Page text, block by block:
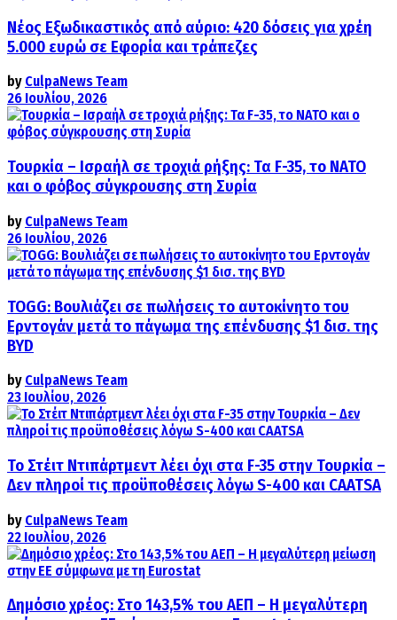
Νέος Εξωδικαστικός από αύριο: 420 δόσεις για χρέη
5.000 ευρώ σε Εφορία και τράπεζες
by CulpaNews Team
26 Ιουλίου, 2026
Τουρκία – Ισραήλ σε τροχιά ρήξης: Τα F-35, το ΝΑΤΟ
και ο φόβος σύγκρουσης στη Συρία
by CulpaNews Team
26 Ιουλίου, 2026
TOGG: Βουλιάζει σε πωλήσεις το αυτοκίνητο του
Ερντογάν μετά το πάγωμα της επένδυσης $1 δισ. της
BYD
by CulpaNews Team
23 Ιουλίου, 2026
Το Στέιτ Ντιπάρτμεντ λέει όχι στα F-35 στην Τουρκία –
Δεν πληροί τις προϋποθέσεις λόγω S-400 και CAATSA
by CulpaNews Team
22 Ιουλίου, 2026
Δημόσιο χρέος: Στο 143,5% του ΑΕΠ – Η μεγαλύτερη